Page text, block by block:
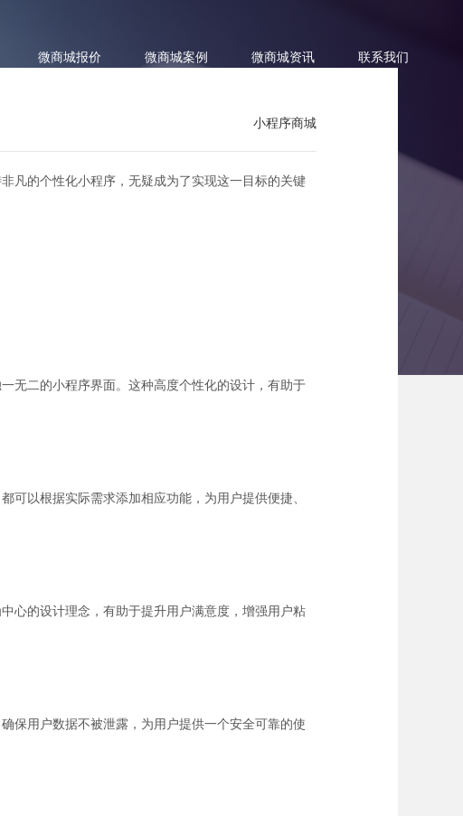
微商城报价 微商城案例 微商城资讯 联系我们
制的神奇之旅
小程序商城
凡的个性化小程序，无疑成为了实现这一目标的关键
无二的小程序界面。这种高度个性化的设计，有助于
可以根据实际需求添加相应功能，为用户提供便捷、
心的设计理念，有助于提升用户满意度，增强用户粘
保用户数据不被泄露，为用户提供一个安全可靠的使